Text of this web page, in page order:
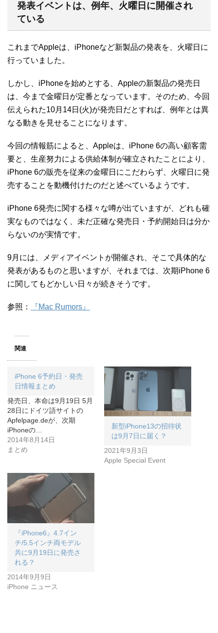
発表イベントは、例年、火曜日に開催され
ている
これまでAppleは、iPhoneなど新製品の発表を、火曜日に
行っていました。
しかし、iPhoneを始めとする、Appleの新製品の発売日
は、今まで金曜日が定番となっています。そのため、今回
伝えられた10月14日(火)が発売日だとすれば、例年とは異
なる動きを見せることになります。
今回の情報筋によると、Appleは、iPhone 6の高い顧客需
要と、生産努力による供給体制が確立されたことにより、
iPhone 6の販売を従来の金曜日にこだわらず、火曜日に発
売することを動機付けたのだと述べているようです。
iPhone 6発売に関する様々な噂が出ていますが、どれも確
実なものではなく、未だ正確な発売日・予約開始日は分か
らないのが実情です。
9月には、メディアイベントが開催され、そこで具体的な
発表があるものと思いますが、それまでは、次期iPhone 6
に関してもどかしい日々が続きそうです。
参照： 『Mac Rumors』
関連
iPhone 6予約日・発売
日情報まとめ
発売日、本命は9月19日 5月
28日にドイツ語サイトの
Apfelpage.deが、次期
iPhoneの…
2014年8月14日
まとめ
新型iPhone13の招待状
は9月7日に届く？
2021年9月3日
Apple Special Event
『iPhone6』4.7イン
チ/5.5インチ両モデル
共に9月19日に発売さ
れる？
2014年9月9日
iPhone ニュース